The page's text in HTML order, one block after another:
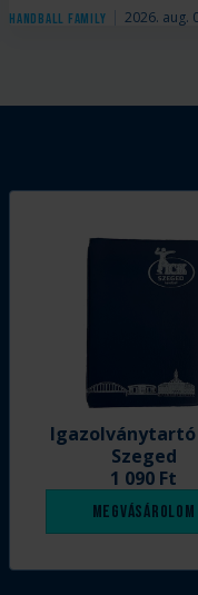
Handball Family 2026. aug.
Szeged
1 090 Ft
Megvásárolom